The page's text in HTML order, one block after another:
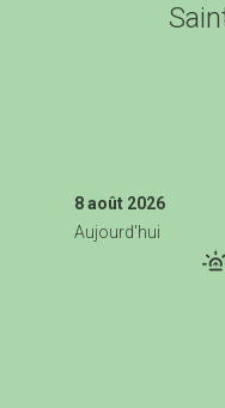
8 août 2026
Aujourd'hui